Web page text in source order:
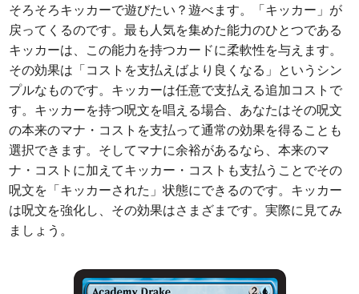
そろそろキッカーで遊びたい？遊べます。「キッカー」が
戻ってくるのです。最も人気を集めた能力のひとつである
キッカーは、この能力を持つカードに柔軟性を与えます。
その効果は「コストを支払えばより良くなる」というシン
プルなものです。キッカーは任意で支払える追加コストで
す。キッカーを持つ呪文を唱える場合、あなたはその呪文
の本来のマナ・コストを支払って通常の効果を得ることも
選択できます。そしてマナに余裕があるなら、本来のマ
ナ・コストに加えてキッカー・コストも支払うことでその
呪文を「キッカーされた」状態にできるのです。キッカー
は呪文を強化し、その効果はさまざまです。実際に見てみ
ましょう。